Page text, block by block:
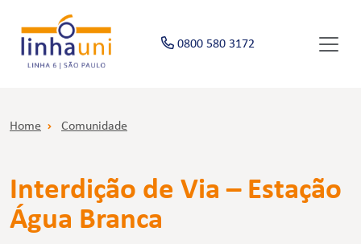
0800 580 3172
Home Comunidade
Interdição de Via – Estação
Água Branca